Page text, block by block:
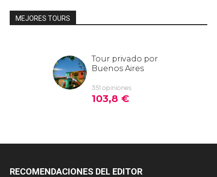
MEJORES TOURS
RECOMENDACIONES DEL EDITOR